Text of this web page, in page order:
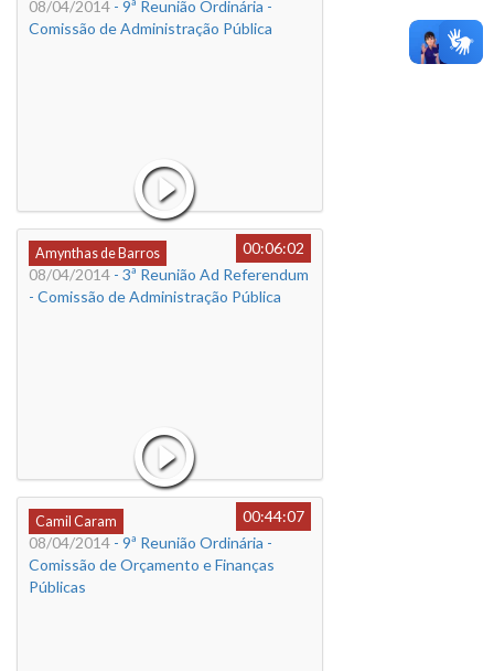
08/04/2014 - 9ª Reunião Ordinária -
Comissão de Administração Pública
Amynthas de Barros
00:06:02
08/04/2014 - 3ª Reunião Ad Referendum
- Comissão de Administração Pública
Camil Caram
00:44:07
08/04/2014 - 9ª Reunião Ordinária -
Comissão de Orçamento e Finanças
Públicas